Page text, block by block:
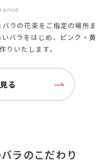
ラの花束をご指定の場所ま
バラをはじめ、ピンク・黄
りいたします。
る
ラのこだわり